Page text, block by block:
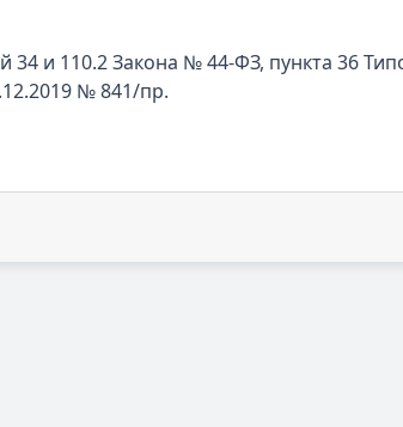
и 110.2 Закона № 44-ФЗ, пункта 36
№ 841/пр.